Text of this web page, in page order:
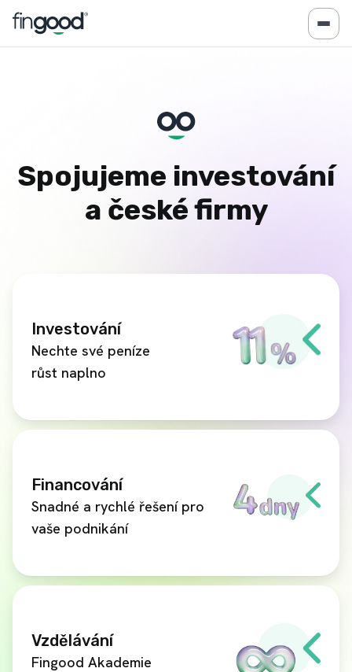
Spojujeme investování
a české firmy
Investování
Nechte své peníze
růst naplno
Financování
Snadné a rychlé řešení pro
vaše podnikání
Vzdělávání
Fingood Akademie